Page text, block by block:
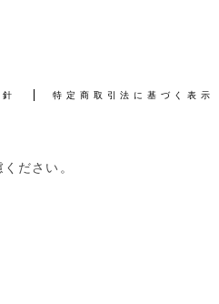
特定商取引法に基づく表示
ださい。